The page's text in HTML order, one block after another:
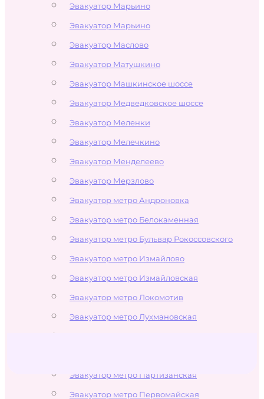
Эвакуатор Марьино
Эвакуатор Марьино
Эвакуатор Маслово
Эвакуатор Матушкино
Эвакуатор Машкинское шоссе
Эвакуатор Медведковское шоссе
Эвакуатор Меленки
Эвакуатор Мелечкино
Эвакуатор Менделеево
Эвакуатор Мерзлово
Эвакуатор метро Андроновка
Эвакуатор метро Белокаменная
Эвакуатор метро Бульвар Рокоссовского
Эвакуатор метро Измайлово
Эвакуатор метро Измайловская
Эвакуатор метро Локомотив
Эвакуатор метро Лухмановская
Эвакуатор метро Партизанская
Эвакуатор метро Первомайская